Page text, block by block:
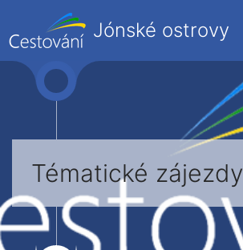
Jónské ostrovy
Tématické zájezdy